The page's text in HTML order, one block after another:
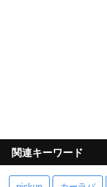
関連キーワード